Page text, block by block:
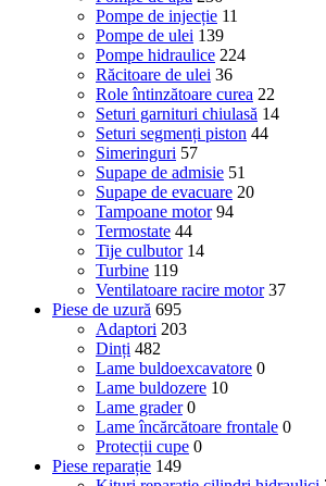
Pompe de injecție 11
Pompe de ulei 139
Pompe hidraulice 224
Răcitoare de ulei 36
Role întinzătoare curea 22
Seturi garnituri chiulasă 14
Seturi segmenți piston 44
Simeringuri 57
Supape de admisie 51
Supape de evacuare 20
Tampoane motor 94
Termostate 44
Tije culbutor 14
Turbine 119
Ventilatoare racire motor 37
Piese de uzură 695
Adaptori 203
Dinți 482
Lame buldoexcavatore 0
Lame buldozere 10
Lame grader 0
Lame încărcătoare frontale 0
Protecții cupe 0
Piese reparație 149